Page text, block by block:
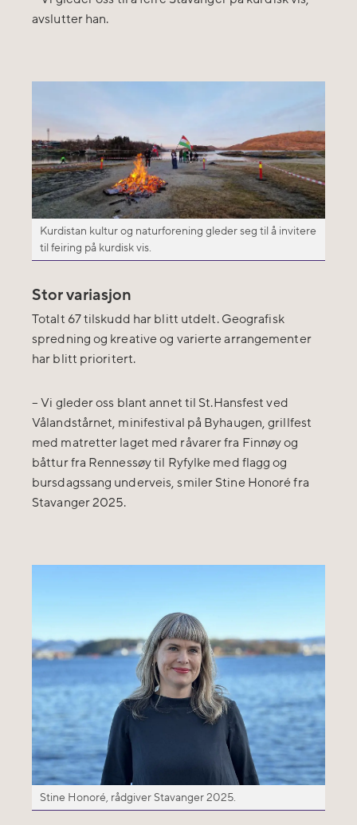
avslutter han.
Kurdistan kultur og naturforening gleder seg til å invitere
til feiring på kurdisk vis.
Stor variasjon
Totalt 67 tilskudd har blitt utdelt. Geografisk
spredning og kreative og varierte arrangementer
har blitt prioritert.
– Vi gleder oss blant annet til St.Hansfest ved
Vålandstårnet, minifestival på Byhaugen, grillfest
med matretter laget med råvarer fra Finnøy og
båttur fra Rennessøy til Ryfylke med flagg og
bursdagssang underveis, smiler Stine Honoré fra
Stavanger 2025.
Stine Honoré, rådgiver Stavanger 2025.